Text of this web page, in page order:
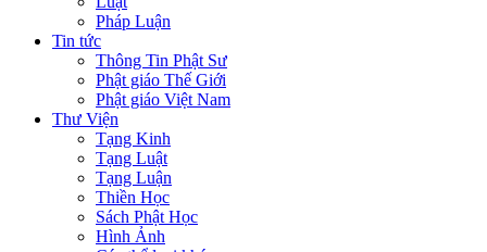
Pháp Luận
Tin tức
Thông Tin Phật Sư
Phật giáo Thế Giới
Phật giáo Việt Nam
Thư Viện
Tạng Kinh
Tạng Luật
Tạng Luận
Thiền Học
Sách Phật Học
Hình Ảnh